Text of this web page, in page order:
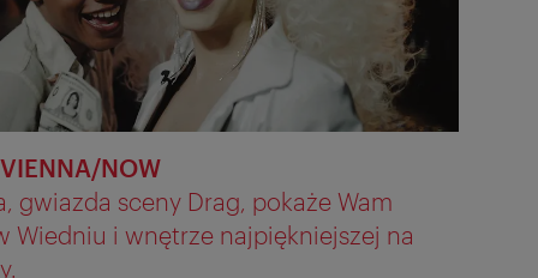
NOW
gwiazda sceny Drag, pokaże Wam
Wiedniu i wnętrze najpiękniejszej na